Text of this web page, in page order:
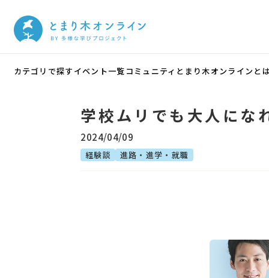
カテゴリで探す イベント一覧 コミュニティ とまり木オンラインと
学校ムリでも大人にな
2024/04/09
経験談 進路・進学・就職